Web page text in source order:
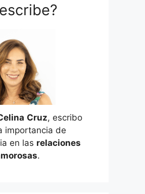
Cruz, escribo
importancia de
en las relaciones
.